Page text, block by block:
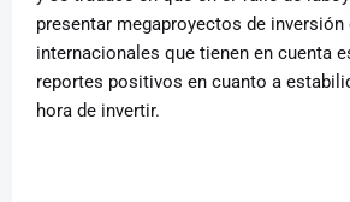
presentar megaproyectos de inversión
internacionales que tienen en cuenta
reportes positivos en cuanto a
hora de invertir.